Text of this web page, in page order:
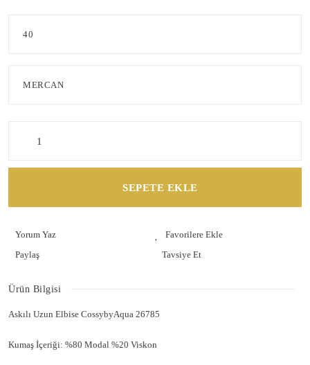
SEPETE EKLE
Yorum Yaz
Paylaş
Tavsiye Et
Ürün Bilgisi
Askılı Uzun Elbise CossybyAqua 26785
Kumaş İçeriği: %80 Modal %20 Viskon